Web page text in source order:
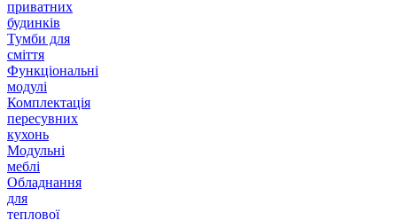
приватних
будинків
Тумби для
сміття
Функціональні
модулі
Комплектація
пересувних
кухонь
Модульні
меблі
Обладнання
для
теплової